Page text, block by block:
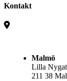
Kontakt
Malmö
Lilla
211 38